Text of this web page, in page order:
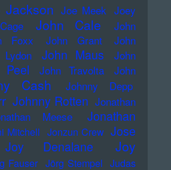
Jackson Joe Meek Joey
John Cale
John
Foxx John Grant
John
John Maus
John
Peel John Travolta
John
Cash Johnny Depp
Johnny Rotten Jonathan
Meese
Jonathan
Mitchell Jonzun Crew Jose
Joy Denalane
Joy
Fauser Jörg Stempel Judas